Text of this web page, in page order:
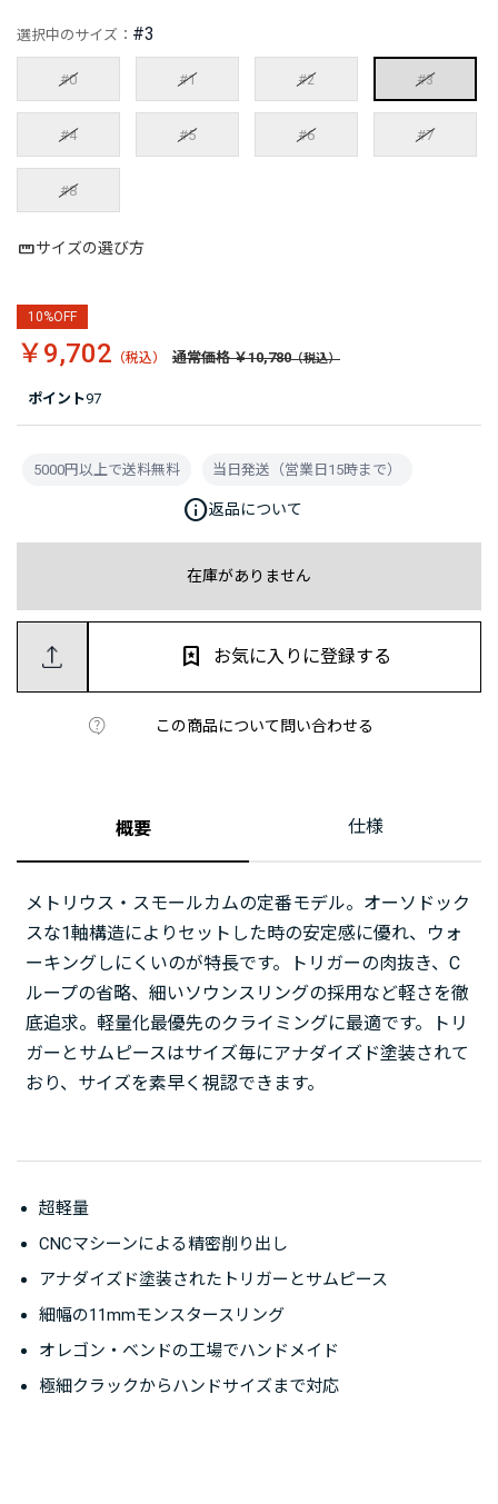
ポイント97
選択中のサイズ： #3
#0 #1 #2 #3
#4 #5 #6 #7
#8
サイズの選び方
10%OFF
￥9,702 通常価格 ￥10,780
在庫がありません
この商品について問い合わせる
お気に入りに登録する
5000円以上で送料無料 当日発送（営業日15時まで）
info返品について
概要 仕様
メトリウス・スモールカムの定番モデル。オーソドック
スな1軸構造によりセットした時の安定感に優れ、ウォ
ーキングしにくいのが特長です。トリガーの肉抜き、C
ループの省略、細いソウンスリングの採用など軽さを徹
底追求。軽量化最優先のクライミングに最適です。トリ
ガーとサムピースはサイズ毎にアナダイズド塗装されて
おり、サイズを素早く視認できます。
超軽量
CNCマシーンによる精密削り出し
アナダイズド塗装されたトリガーとサムピース
細幅の11mmモンスタースリング
オレゴン・ベンドの工場でハンドメイド
極細クラックからハンドサイズまで対応